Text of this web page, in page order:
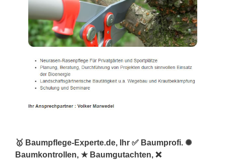
🥇 Baumpflege-Experte.de, Ihr ✅ Baumprofi. ✺
Baumkontrollen, ★ Baumgutachten, ❌